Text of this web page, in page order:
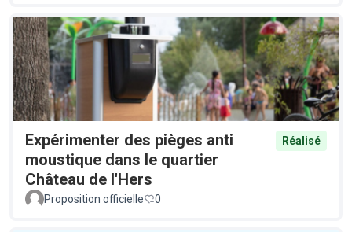
Expérimenter des pièges anti
moustique dans le quartier
Château de l'Hers
Réalisé
Proposition officielle 0